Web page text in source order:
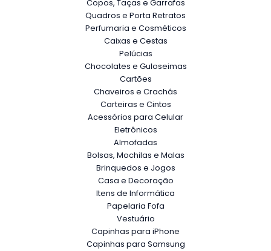
Copos, Taças e Garrafas
Quadros e Porta Retratos
Perfumaria e Cosméticos
Caixas e Cestas
Pelúcias
Chocolates e Guloseimas
Cartões
Chaveiros e Crachás
Carteiras e Cintos
Acessórios para Celular
Eletrônicos
Almofadas
Bolsas, Mochilas e Malas
Brinquedos e Jogos
Casa e Decoração
Itens de Informática
Papelaria Fofa
Vestuário
Capinhas para iPhone
Capinhas para Samsung